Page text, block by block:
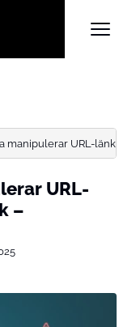
manipulerar URL-länkar i
URL-
–